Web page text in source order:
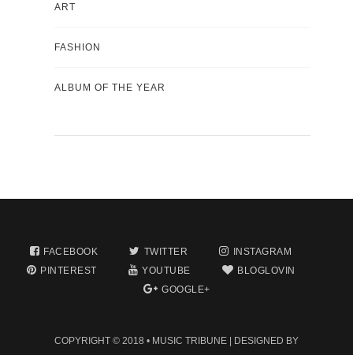
ART
FASHION
ALBUM OF THE YEAR
FACEBOOK TWITTER
INSTAGRAM
PINTEREST
YOUTUBE
BLOGLOVIN
GOOGLE+
COPYRIGHT © 2018 • MUSIC TRIBUNE | DESIGNED BY